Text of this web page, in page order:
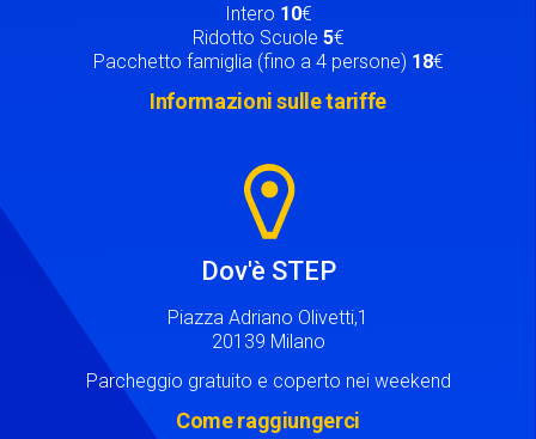
Intero 10€
Ridotto Scuole 5€
Pacchetto famiglia (fino a 4 persone) 18€
Informazioni sulle tariffe
Dov'è STEP
Piazza Adriano Olivetti,1
20139 Milano
Parcheggio gratuito e coperto nei weekend
Come raggiungerci